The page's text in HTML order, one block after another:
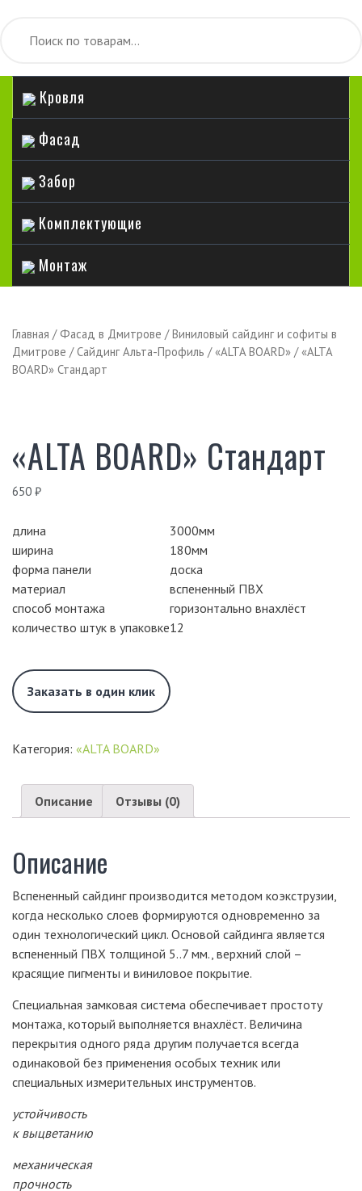
Кровля
Фасад
Забор
Комплектующие
Монтаж
Главная /Фасад в Дмитрове /Виниловый сайдинг и софиты в
Дмитрове /Сайдинг Альта-Профиль / «ALTA BOARD» / «ALTA
BOARD» Стандарт
«ALTA BOARD» Стандарт
650 ₽
длина
3000мм
ширина
180мм
форма панели
доска
материал
вспененный ПВХ
способ монтажа
горизонтально внахлёст
количество штук в упаковке12
Заказать в один клик
Категория: «ALTA BOARD»
Описание Отзывы (0)
Описание
Вспененный сайдинг производится методом коэкструзии,
когда несколько слоев формируются одновременно за
один технологический цикл. Основой сайдинга является
вспененный ПВХ толщиной 5..7 мм., верхний слой –
красящие пигменты и виниловое покрытие.
Специальная замковая система обеспечивает простоту
монтажа, который выполняется внахлёст. Величина
перекрытия одного ряда другим получается всегда
одинаковой без применения особых техник или
специальных измерительных инструментов.
устойчивость
к выцветанию
механическая
прочность